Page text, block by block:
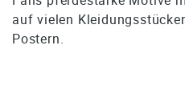
auf vielen
Postern.